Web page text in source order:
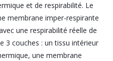
et de respirabilité. Le
membrane imper-respirante
une respirabilité réelle de
3 couches : un tissu intérieur
une membrane